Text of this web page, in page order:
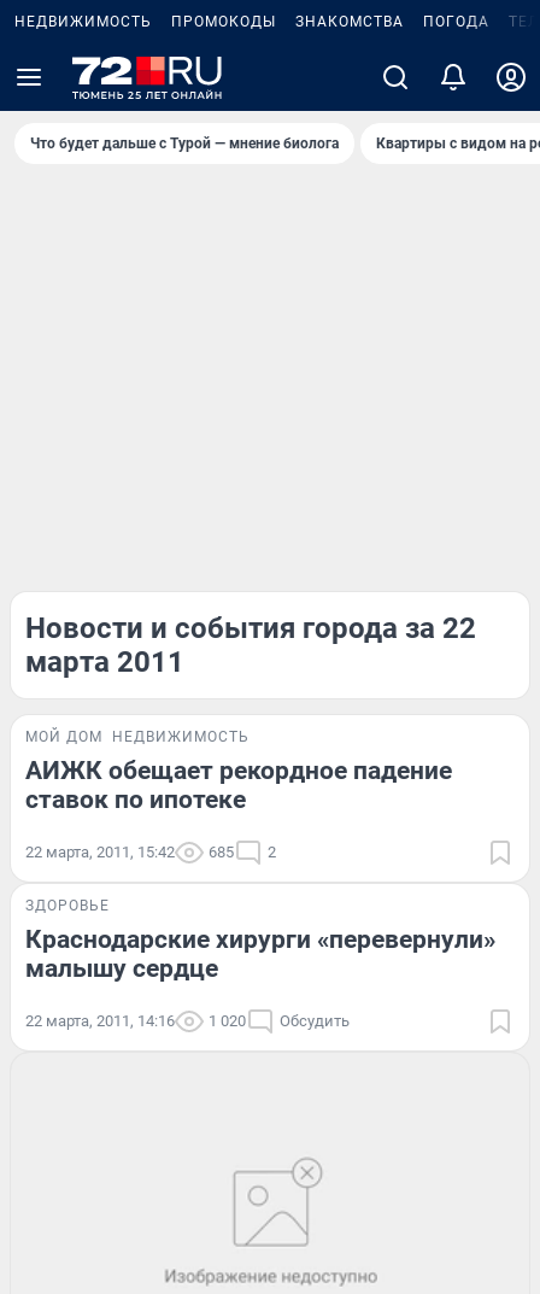
НЕДВИЖИМОСТЬ ПРОМОКОДЫ ЗНАКОМСТВА ПОГОДА
Что будет дальше с Турой — мнение биолога Квартиры с видом на
Новости и события города за 22
марта 2011
МОЙ ДОМ НЕДВИЖИМОСТЬ
АИЖК обещает рекордное падение
ставок по ипотеке
22 марта, 2011, 15:42 685 2
ЗДОРОВЬЕ
Краснодарские хирурги «перевернули»
малышу сердце
22 марта, 2011, 14:16 1 020 Обсудить